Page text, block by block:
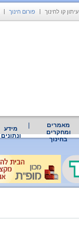
עיתון קו לחינוך פורום חינוך
מאמרים
ומחקרים
בחינוך
מידע
ונתונים